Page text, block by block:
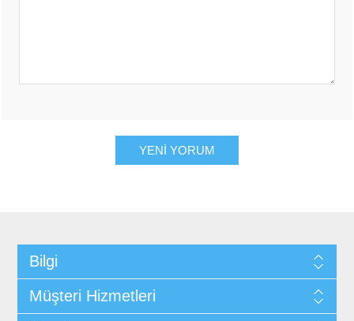
Bilgi
Müşteri Hizmetleri